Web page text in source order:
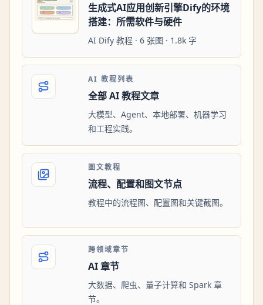
生成式AI应用创新引擎Dify的环境
搭建：所需软件与硬件
AI Dify 教程 · 6 张图 · 1.8k 字
AI 教程列表
全部 AI 教程文章
大模型、Agent、本地部署、机器学习
和工程实践。
图文教程
流程、配置和图文节点
教程中的流程图、配置图和关键截图。
跨领域章节
AI 章节
大数据、爬虫、量子计算和 Spark 章
节。